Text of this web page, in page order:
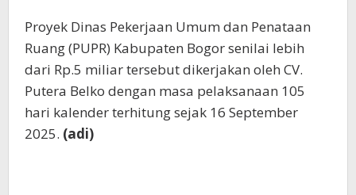
Proyek Dinas Pekerjaan Umum dan Penataan
Ruang (PUPR) Kabupaten Bogor senilai lebih
dari Rp.5 miliar tersebut dikerjakan oleh CV.
Putera Belko dengan masa pelaksanaan 105
hari kalender terhitung sejak 16 September
2025. (adi)